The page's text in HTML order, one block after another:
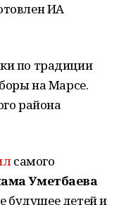
ИА
по традиции
на Марсе.
района
самого
Уметбаева
будущее детей и